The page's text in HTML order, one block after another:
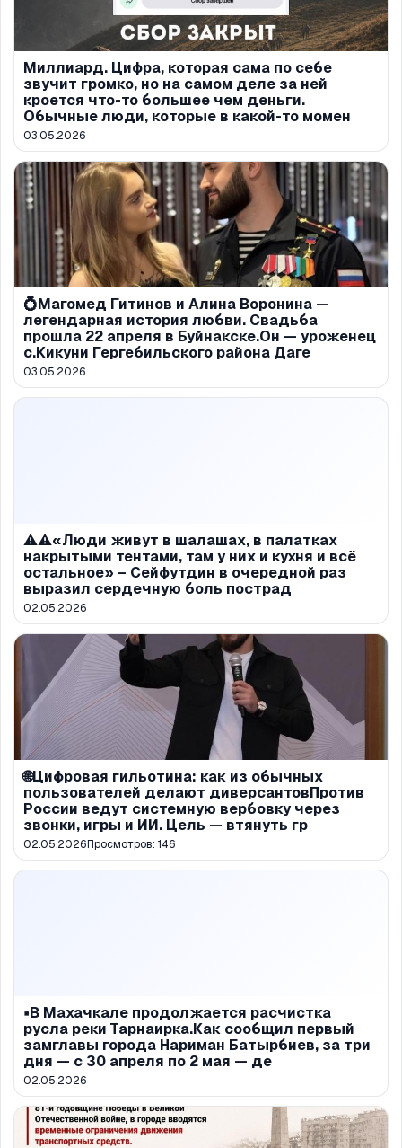
Миллиард. Цифра, которая сама по себе
звучит громко, но на самом деле за ней
кроется что-то большее чем деньги.
Обычные люди, которые в какой-то момен
03.05.2026
💍Магомед Гитинов и Алина Воронина —
легендарная история любви. Свадьба
прошла 22 апреля в Буйнакске.Он — уроженец
с.Кикуни Гергебильского района Даге
03.05.2026
⚠️⚠️«Люди живут в шалашах, в палатках
накрытыми тентами, там у них и кухня и всё
остальное» – Сейфутдин в очередной раз
выразил сердечную боль пострад
02.05.2026
🌐Цифровая гильотина: как из обычных
пользователей делают диверсантовПротив
России ведут системную вербовку через
звонки, игры и ИИ. Цель — втянуть гр
02.05.2026Просмотров: 146
▪️В Махачкале продолжается расчистка
русла реки Тарнаирка.Как сообщил первый
замглавы города Нариман Батырбиев, за три
дня — с 30 апреля по 2 мая — де
02.05.2026